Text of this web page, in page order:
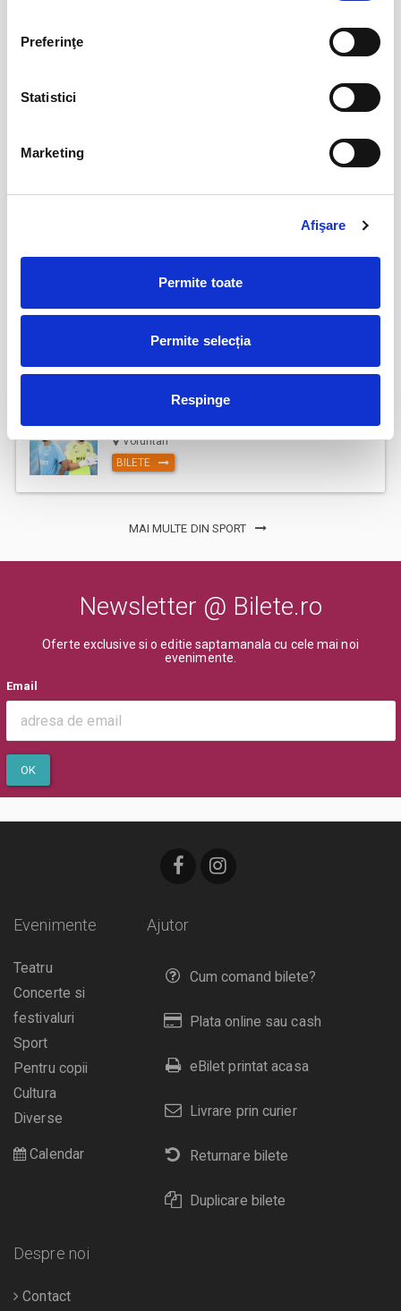
Preferinţe
Statistici
Marketing
Afişare
Permite toate
Permite selecția
Respinge
03
iul
BILETE
iul
Voluntari
BILETE
MAI MULTE DIN SPORT
Newsletter @ Bilete.ro
Oferte exclusive si o editie saptamanala cu cele mai noi
evenimente.
Email
OK
Ajutor
Cum comand bilete?
Plata online sau cash
eBilet printat acasa
Livrare prin curier
Returnare bilete
Duplicare bilete
Evenimente
Teatru
Concerte si
festivaluri
Sport
Pentru copii
Cultura
Diverse
Calendar
Despre noi
Contact